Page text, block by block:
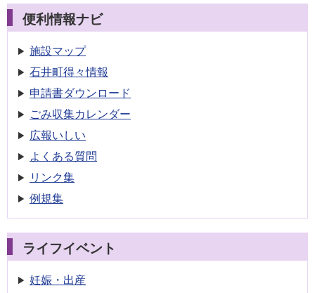
便利情報ナビ
施設マップ
石井町得々情報
申請書ダウンロード
ごみ収集カレンダー
広報いしい
よくある質問
リンク集
例規集
ライフイベント
妊娠・出産